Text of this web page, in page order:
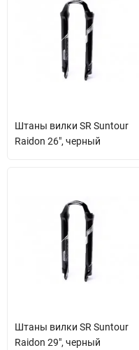
Штаны вилки SR Suntour
Raidon 26", черный
Штаны вилки SR Suntour
Raidon 29", черный